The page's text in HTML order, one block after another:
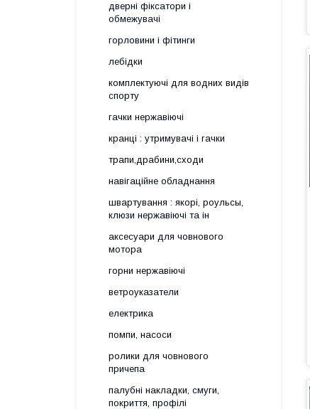
дверні фіксатори і
обмежувачі
горловини і фітинги
лебідки
комплектуючі для водних видів
спорту
гачки нержавіючі
кранці : утримувачі і гачки
трапи,драбини,сходи
навігаційне обладнання
швартування : якорі, роульсы,
клюзи нержавіючі та ін
аксесуари для човнового
мотора
горни нержавіючі
ветроуказатели
електрика
помпи, насоси
ролики для човнового
причепа
палубні накладки, смуги,
покриття, профілі